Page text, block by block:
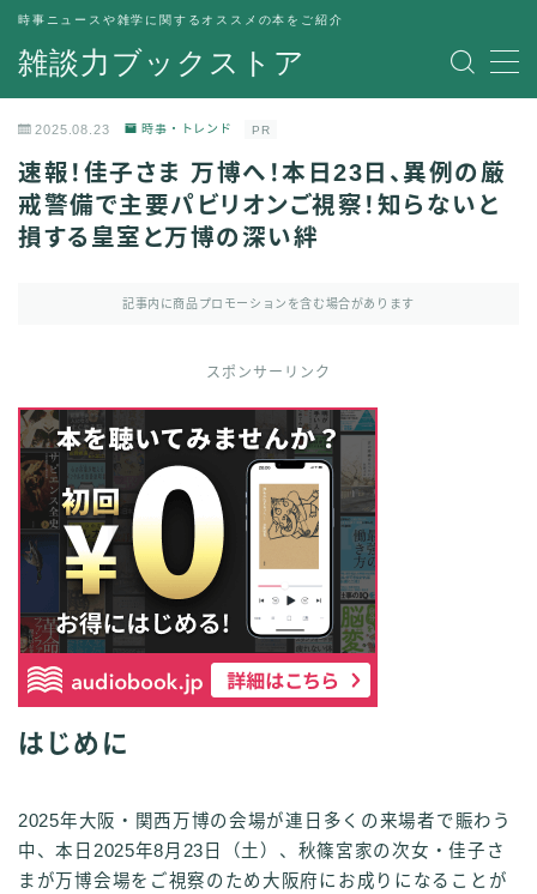
雑談力ブックストア
時事ニュースや雑学に関するオススメの本をご紹介
MENU
運営者情報
2025.08.23 時事・トレンド PR
速報！佳子さま 万博へ！本日23日、異例の厳
戒警備で主要パビリオンご視察！知らないと
損する皇室と万博の深い絆
記事内に商品プロモーションを含む場合があります
スポンサーリンク
はじめに
2025年大阪・関西万博の会場が連日多くの来場者で賑わう
中、本日2025年8月23日（土）、秋篠宮家の次女・佳子さ
まが万博会場をご視察のため大阪府にお成りになることが